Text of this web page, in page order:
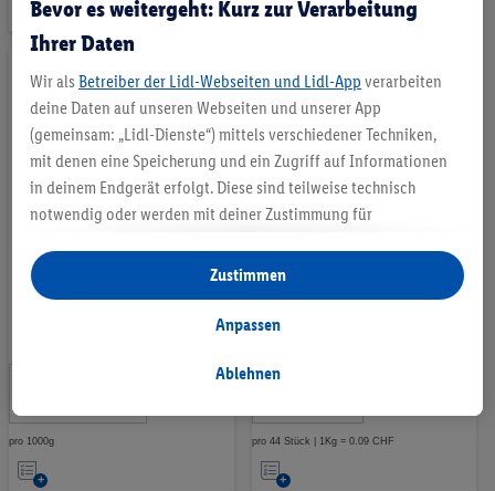
die
Merkliste
Merkliste
Bio Café Crema Fairtrade
100% Arabica
pro 1000g
Auf
Kaffeekapseln Viola Espresso
Nespresso® kompatibel
28 Bewertungen
3
pro 44 Stück | 1Kg = 0.09 CHF
Auf
Bevor es weitergeht: Kurz zur Verarbeitung
Ihrer Daten
Wir als Betreiber der Lidl-Webseiten und Lidl-App verarbeiten
deine Daten auf unseren Webseiten und unserer App
(gemeinsam: „Lidl-Dienste“) mittels verschiedener Techniken,
mit denen eine Speicherung und ein Zugriff auf Informationen
in deinem Endgerät erfolgt. Diese sind teilweise technisch
notwendig oder werden mit deiner Zustimmung für
personalisierte Werbung innerhalb und außerhalb der Lidl-
Dienste verwendet. Sofern du Teilnehmer des Lidl Plus-
Programms bist, werden für diese Zwecke auch Daten aus
Unter „Anpassen“ kannst du einzelne Verwendungszwecke
finden.
Durch einen Klick auf „Ablehnen“ kannst du nur den Einsatz
notwendiger Techniken zulassen. Durch einen Klick auf
Ablehnen
Anpassen
Zustimmen